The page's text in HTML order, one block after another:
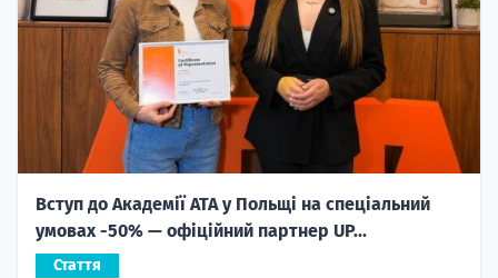
Вступ до Академії ATA у Польщі на спеціальний
умовах -50% — офіційний партнер UP...
Стаття